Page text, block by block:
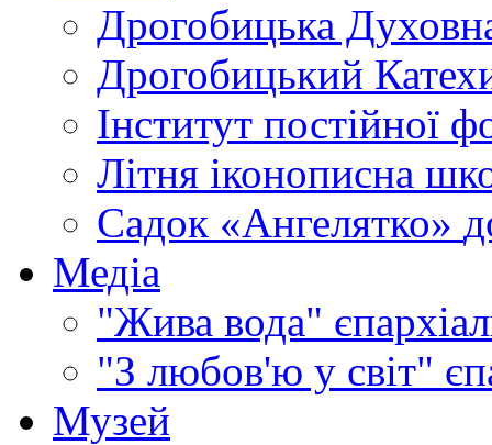
Дрогобицька
Дрогобицький
Інститут постійної
Літня іконописна
Садок «Ангелятко»
Медіа
"Жива вода"
"З любов'ю у світ"
Музей